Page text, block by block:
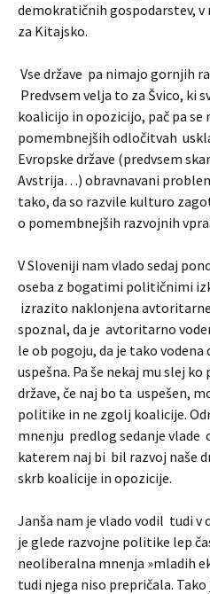
demokratičnih gospodarstev, v
za Kitajsko.
Vse države pa nimajo gornjih
Predvsem velja to za Švico, ki
koalicijo in opozicijo, pač pa se
pomembnejših odločitvah
Evropske države (predvsem
Avstrija…) obravnavani
tako, da so razvile kulturo
o pomembnejših razvojnih
V Sloveniji nam vlado sedaj
oseba z bogatimi političnimi
izrazito naklonjena
spoznal, da je avtoritarno
le ob pogoju, da je tako
uspešna. Pa še nekaj mu slej
države, če naj bo ta uspešen,
politike in ne zgolj koalicije.
mnenju predlog sedanje vlade
katerem naj bi bil razvoj naše
skrb koalicije in opozicije.
Janša nam je vlado vodil tudi v
je glede razvojne politike lep
neoliberalna mnenja »mladih
tudi njega niso prepričala.